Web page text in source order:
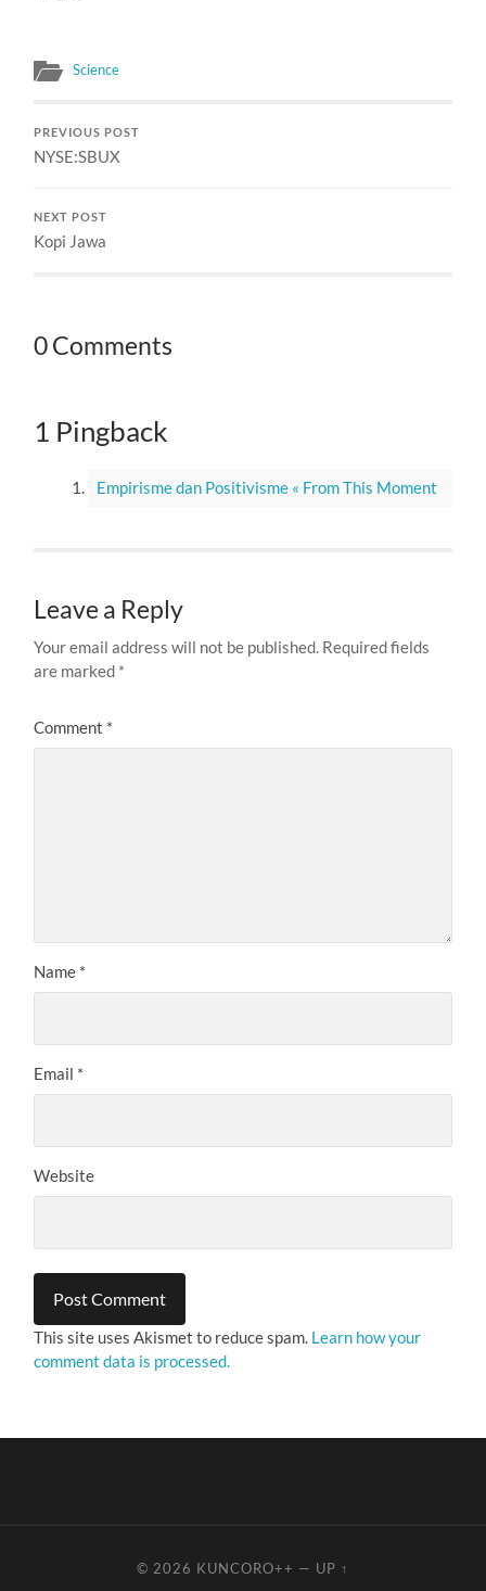
Science
PREVIOUS POST
NYSE:SBUX
NEXT POST
Kopi Jawa
0 Comments
1 Pingback
Empirisme dan Positivisme « From This Moment
Leave a Reply
Your email address will not be published. Required fields
are marked *
Comment *
Name *
Email *
Website
This site uses Akismet to reduce spam. Learn how your
comment data is processed.
© 2026 KUNCORO++ — UP ↑